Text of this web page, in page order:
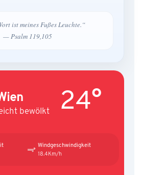
ist meines Fußes Leuchte.“
— Psalm 119,105
bewölkt 24°
Windgeschwindigkeit
18.4Km/h